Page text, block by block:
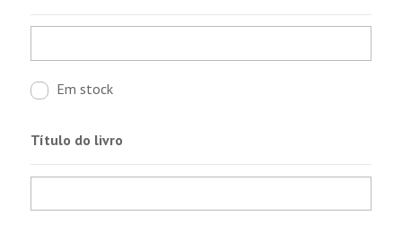
Em stock
Título do livro